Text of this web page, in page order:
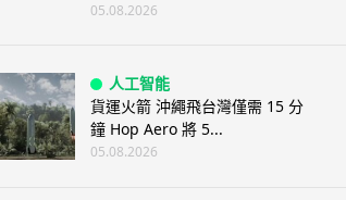
05.08.2026
人工智能
貨運火箭 沖繩飛台灣僅需 15 分
鐘 Hop Aero 將 5...
05.08.2026